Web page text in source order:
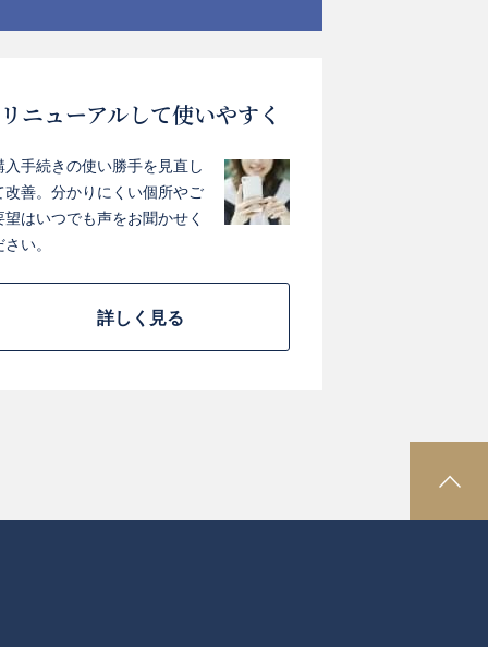
リニューアルして使いやすく
入手続きの使い勝手を見直し
改善。分かりにくい個所やご
望はいつでも声をお聞かせく
さい。
詳しく見る
P
A